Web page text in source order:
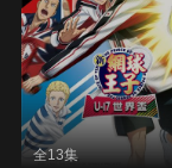
全13集